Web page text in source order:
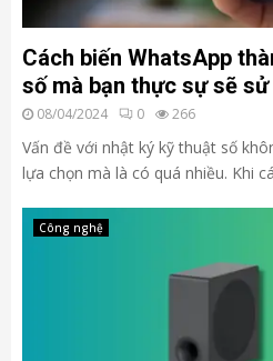
Cách biến WhatsApp
số mà bạn thực sự sẽ
08/04/2024 0 266
Vấn đề với nhật ký kỹ thuật số
lựa chọn mà là có quá nhiều. Khi
Công nghệ